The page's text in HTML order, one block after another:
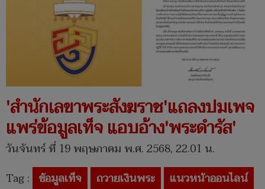
'สำนักเลขาพระสังฆราช'แถลงปมเพจ
แพร่ข้อมูลเท็จ แอบอ้าง'พระดำรัส'
วันจันทร์ ที่ 19 พฤษภาคม พ.ศ. 2568, 22.01 น.
Tag : ข้อมูลเท็จ ถวายเงินพระ
แนวหน้าออนไลน์